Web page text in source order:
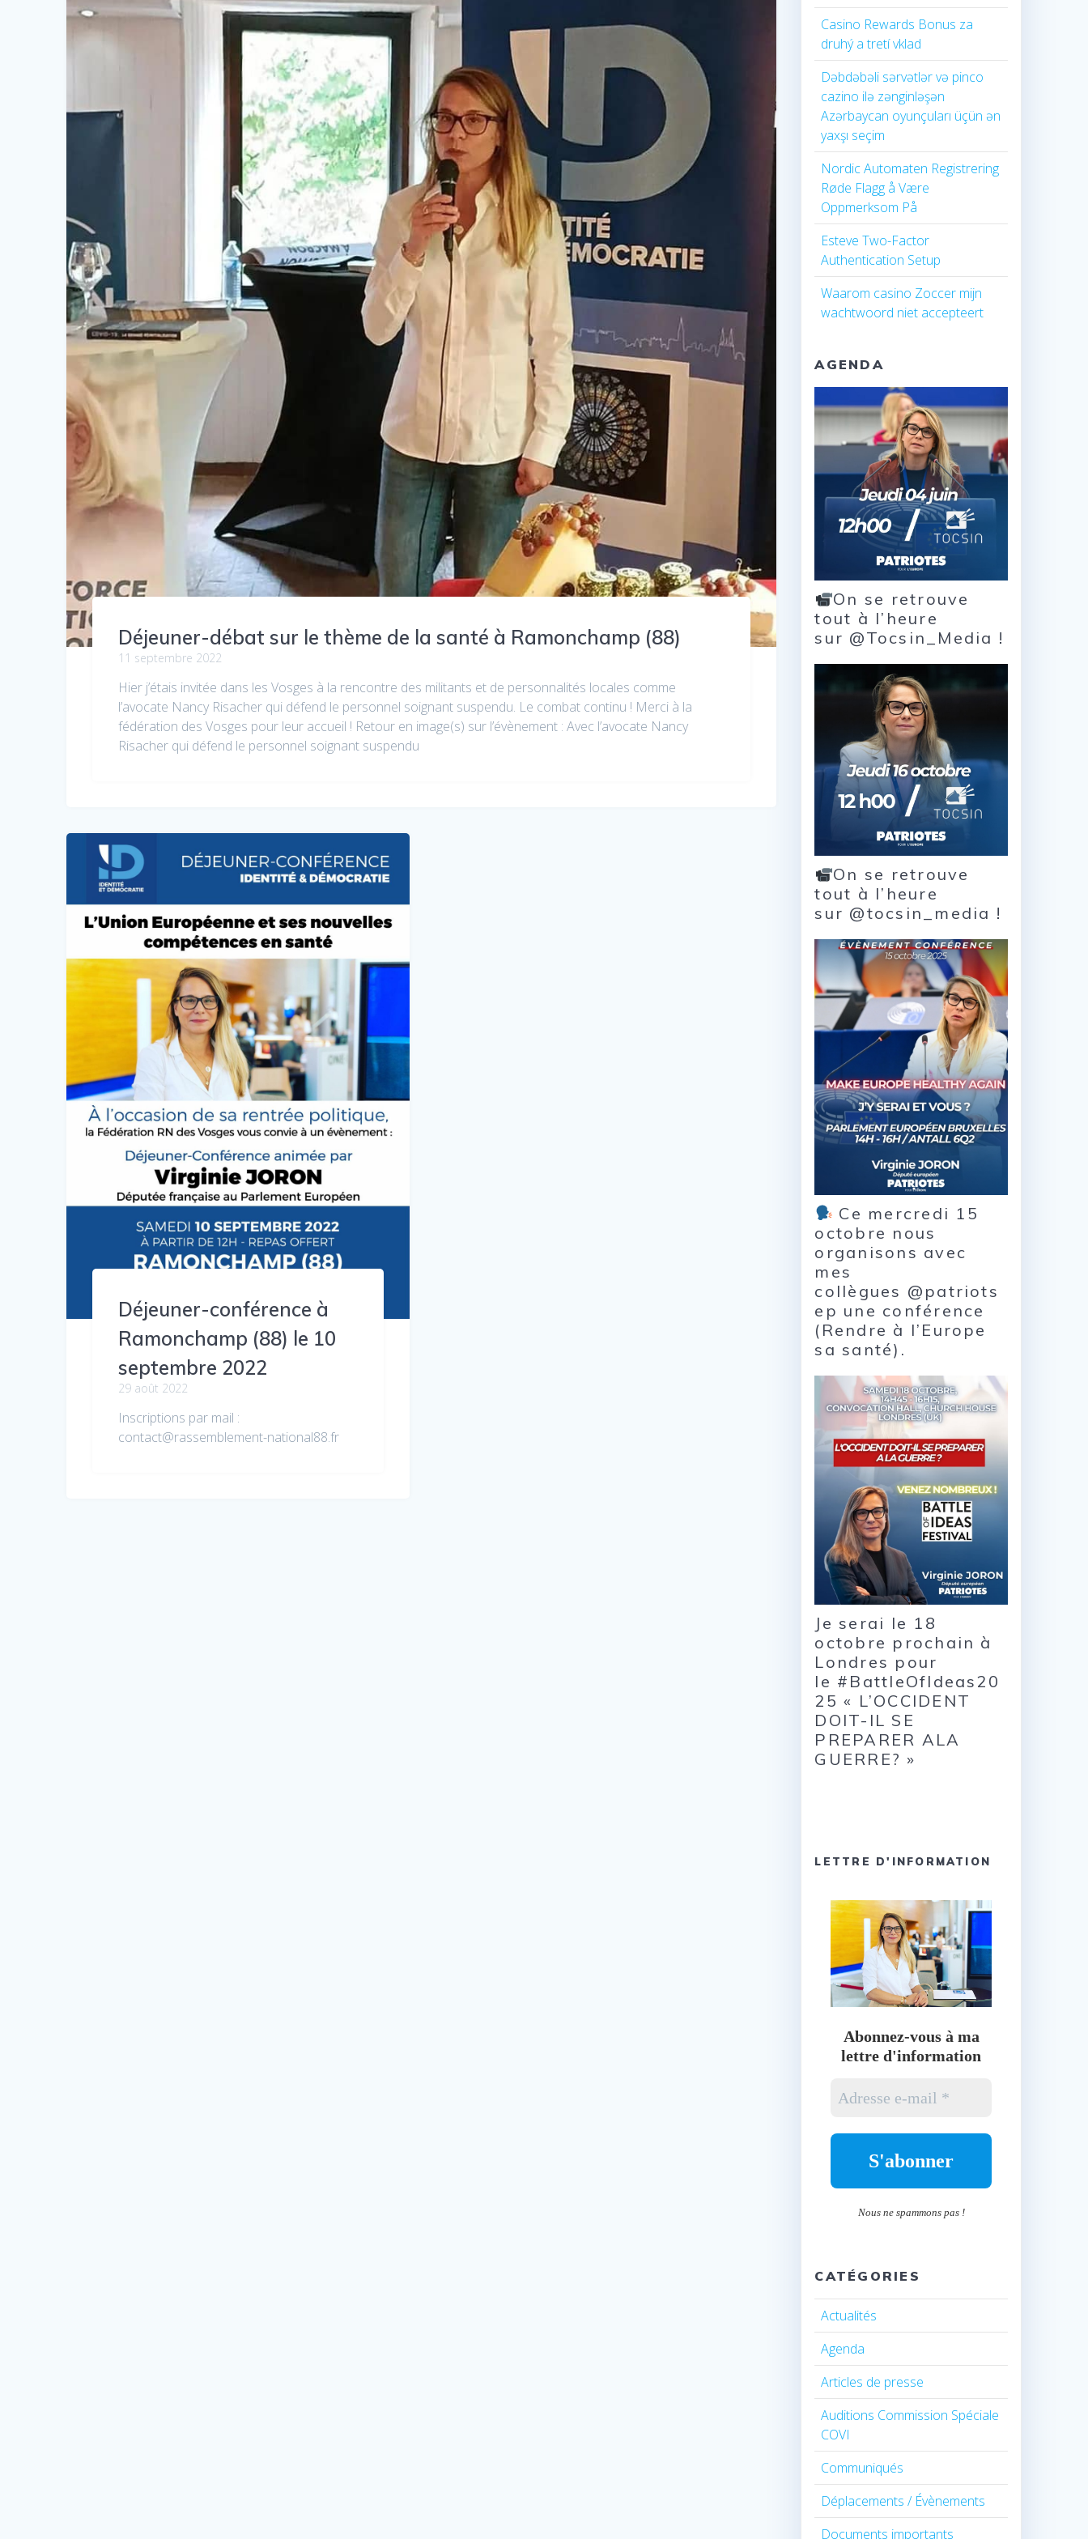
Déjeuner-débat sur le thème de la santé à Ramonchamp (88)
11 septembre 2022
Hier j’étais invitée dans les Vosges à la rencontre des militants et de personnalités locales comme
l’avocate Nancy Risacher qui défend le personnel soignant suspendu. Le combat continu ! Merci à la
fédération des Vosges pour leur accueil ! Retour en image(s) sur l’évènement : Avec l’avocate Nancy
Risacher qui défend le personnel soignant suspendu
Déjeuner-conférence à
Ramonchamp (88) le 10
septembre 2022
29 août 2022
Inscriptions par mail :
contact@rassemblement-national88.fr
Casino Rewards Bonus za
druhý a tretí vklad
Dəbdəbəli sərvətlər və pinco
cazino ilə zənginləşən
Azərbaycan oyunçuları üçün ən
yaxşı seçim
Nordic Automaten Registrering
Røde Flagg å Være
Oppmerksom På
Esteve Two-Factor
Authentication Setup
Waarom casino Zoccer mijn
wachtwoord niet accepteert
AGENDA
On se retrouve
tout à l’heure
sur @Tocsin_Media !
On se retrouve
tout à l’heure
sur @tocsin_media !
Ce mercredi 15
octobre nous
organisons avec
mes
collègues @patriots
ep une conférence
(Rendre à l’Europe
sa santé).
Je serai le 18
octobre prochain à
Londres pour
le #BattleOfIdeas20
25 « L’OCCIDENT
DOIT-IL SE
PREPARER ALA
GUERRE? »
LETTRE D'INFORMATION
Abonnez-vous à ma
lettre d'information
Nous ne spammons pas !
CATÉGORIES
Actualités
Agenda
Articles de presse
Auditions Commission Spéciale
COVI
Communiqués
Déplacements / Évènements
Documents importants